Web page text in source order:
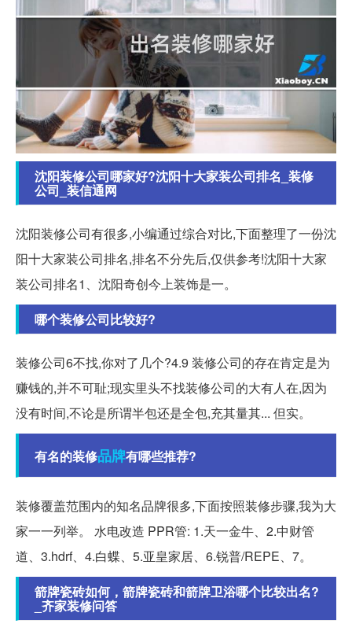
沈阳装修公司哪家好?沈阳十大家装公司排名_装修
公司_装信通网
沈阳装修公司有很多,小编通过综合对比,下面整理了一份沈
阳十大家装公司排名,排名不分先后,仅供参考!沈阳十大家
装公司排名1、沈阳奇创今上装饰是一。
哪个装修公司比较好?
装修公司6不找,你对了几个?4.9 装修公司的存在肯定是为
赚钱的,并不可耻;现实里头不找装修公司的大有人在,因为
没有时间,不论是所谓半包还是全包,充其量其... 但实。
有名的装修品牌有哪些推荐?
装修覆盖范围内的知名品牌很多,下面按照装修步骤,我为大
家一一列举。 水电改造 PPR管: 1.天一金牛、2.中财管
道、3.hdrf、4.白蝶、5.亚皇家居、6.锐普/REPE、7。
箭牌瓷砖如何，箭牌瓷砖和箭牌卫浴哪个比较出名?
_齐家装修问答